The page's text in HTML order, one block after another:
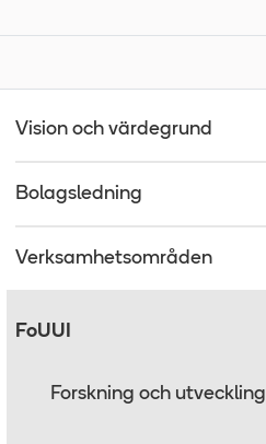
Vision och värdegrund
Bolagsledning
Verksamhetsområden
FoUUI
Forskning och utveckling